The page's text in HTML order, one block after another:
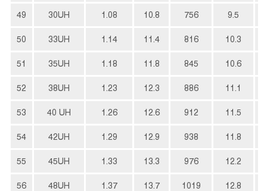
49 30UH 1.08 10.8 756 9.5
50 33UH 1.14 11.4 816 10.3
51 35UH 1.18 11.8 845 10.6
52 38UH 1.23 12.3 886 11.1
53 40 UH 1.26 12.6 912 11.5
54 42UH 1.29 12.9 938 11.8
55 45UH 1.33 13.3 976 12.2
56 48UH 1.37 13.7 1019 12.8